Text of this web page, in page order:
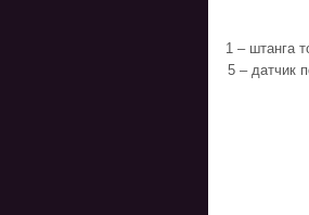
1 – штанга
5 – датчик